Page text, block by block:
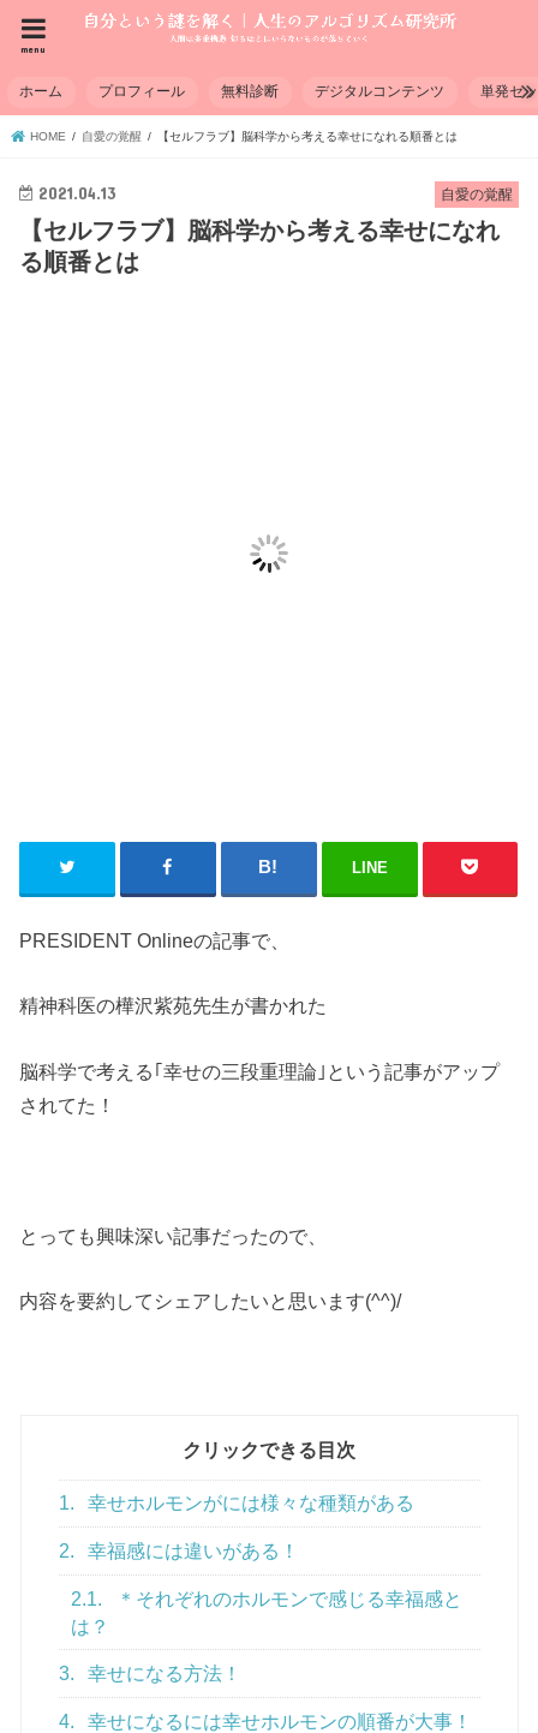
menu
ホーム プロフィール 無料診断 デジタルコンテンツ 単発セ
HOME 自愛の覚醒 【セルフラブ】脳科学から考える幸せになれる順番とは
自愛の覚醒
2021.04.13
【セルフラブ】脳科学から考える幸せになれ
る順番とは
LINE
PRESIDENT Onlineの記事で、
精神科医の樺沢紫苑先生が書かれた
脳科学で考える｢幸せの三段重理論｣という記事がアップ
されてた！
とっても興味深い記事だったので、
内容を要約してシェアしたいと思います(^^)/
クリックできる目次
1. 幸せホルモンがには様々な種類がある
2. 幸福感には違いがある！
2.1.
＊それぞれのホルモンで感じる幸福感と
は？
3. 幸せになる方法！
4. 幸せになるには幸せホルモンの順番が大事！